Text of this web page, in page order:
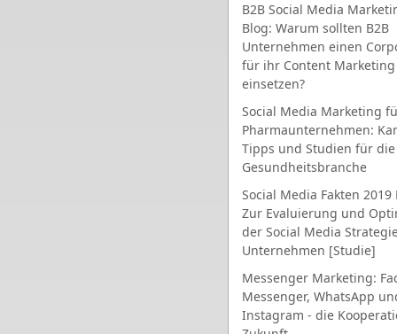
B2B Social Media
Blog: Warum sollten B2B
Unternehmen einen
für ihr Content Marketing
einsetzen?
Social Media Marketing
Pharmaunternehmen:
Tipps und Studien für die
Gesundheitsbranche
Social Media Fakten 2019
Zur Evaluierung und
der Social Media
Unternehmen [Studie]
Messenger Marketing:
Messenger, WhatsApp
Instagram - die